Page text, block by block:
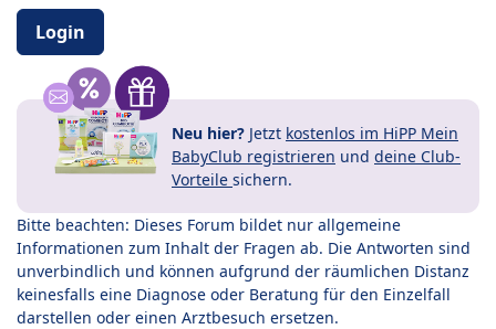
Login
Neu hier? Jetzt kostenlos im HiPP Mein
BabyClub registrieren und deine Club-
Vorteile sichern.
Bitte beachten: Dieses Forum bildet nur allgemeine
Informationen zum Inhalt der Fragen ab. Die Antworten sind
unverbindlich und können aufgrund der räumlichen Distanz
keinesfalls eine Diagnose oder Beratung für den Einzelfall
darstellen oder einen Arztbesuch ersetzen.